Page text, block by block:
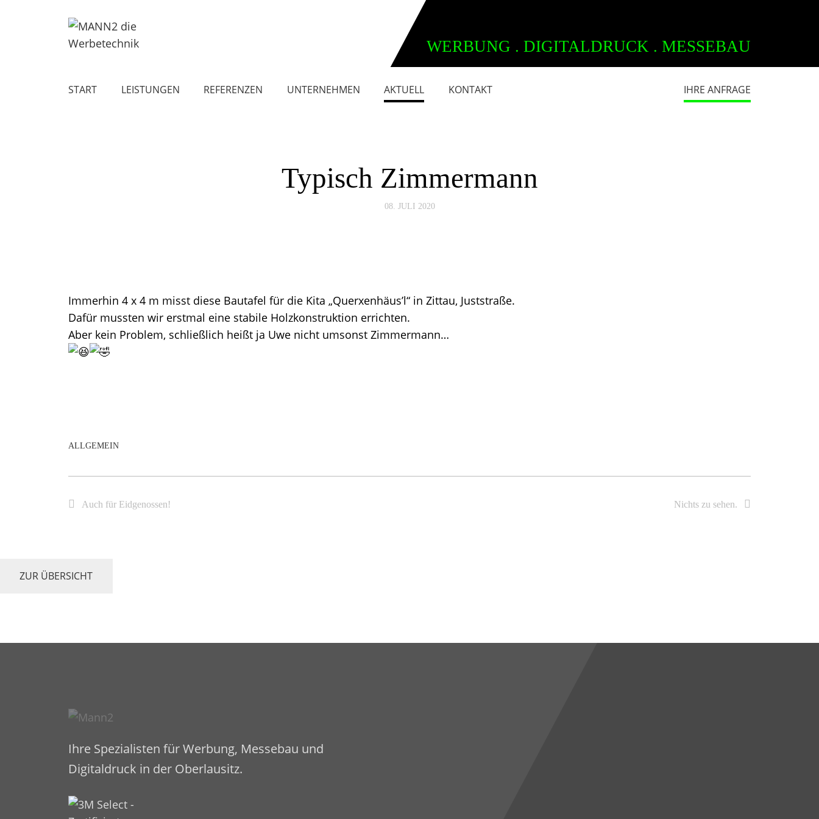
WERBUNG . DIGITALDRUCK . MESSEBAU
START LEISTUNGEN REFERENZEN UNTERNEHMEN AKTUELL KONTAKT IHRE ANFRAGE
Typisch Zimmermann
08. JULI 2020
Immerhin 4 x 4 m misst diese Bautafel für die Kita „Querxenhäus’l“ in Zittau, Juststraße.
Dafür mussten wir erstmal eine stabile Holzkonstruktion errichten.
Aber kein Problem, schließlich heißt ja Uwe nicht umsonst Zimmermann…
ALLGEMEIN
Nichts zu sehen.
Auch für Eidgenossen!
ZUR ÜBERSICHT
Ihre Spezialisten für Werbung, Messebau und
Digitaldruck in der Oberlausitz.